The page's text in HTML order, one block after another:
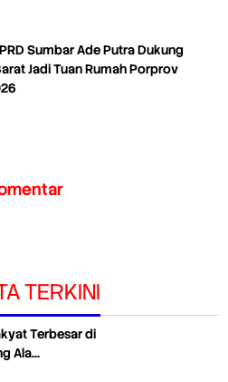
Sumbar Ade Putra Dukung
Jadi Tuan Rumah Porprov
TERKINI
Terbesar di
Ala…